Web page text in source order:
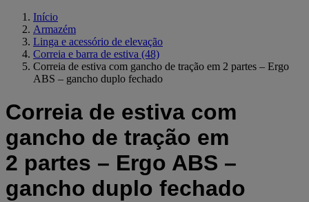
Início
Armazém
Linga e acessório de elevação
Correia e barra de estiva (48)
Correia de estiva com gancho de tração em 2 partes – Ergo
ABS – gancho duplo fechado
Correia de estiva com
gancho de tração em
2 partes – Ergo ABS –
gancho duplo fechado